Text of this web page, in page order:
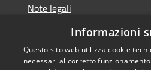
Note legali
Dichiarazione di accessibilità
Informazioni
Questo sito web utilizza cookie
necessari al corretto